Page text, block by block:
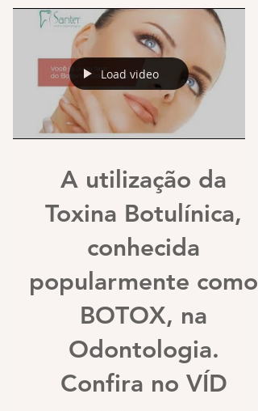
Load video
A utilização da
Toxina Botulínica,
conhecida
popularmente como
BOTOX, na
Odontologia.
Confira no VÍD